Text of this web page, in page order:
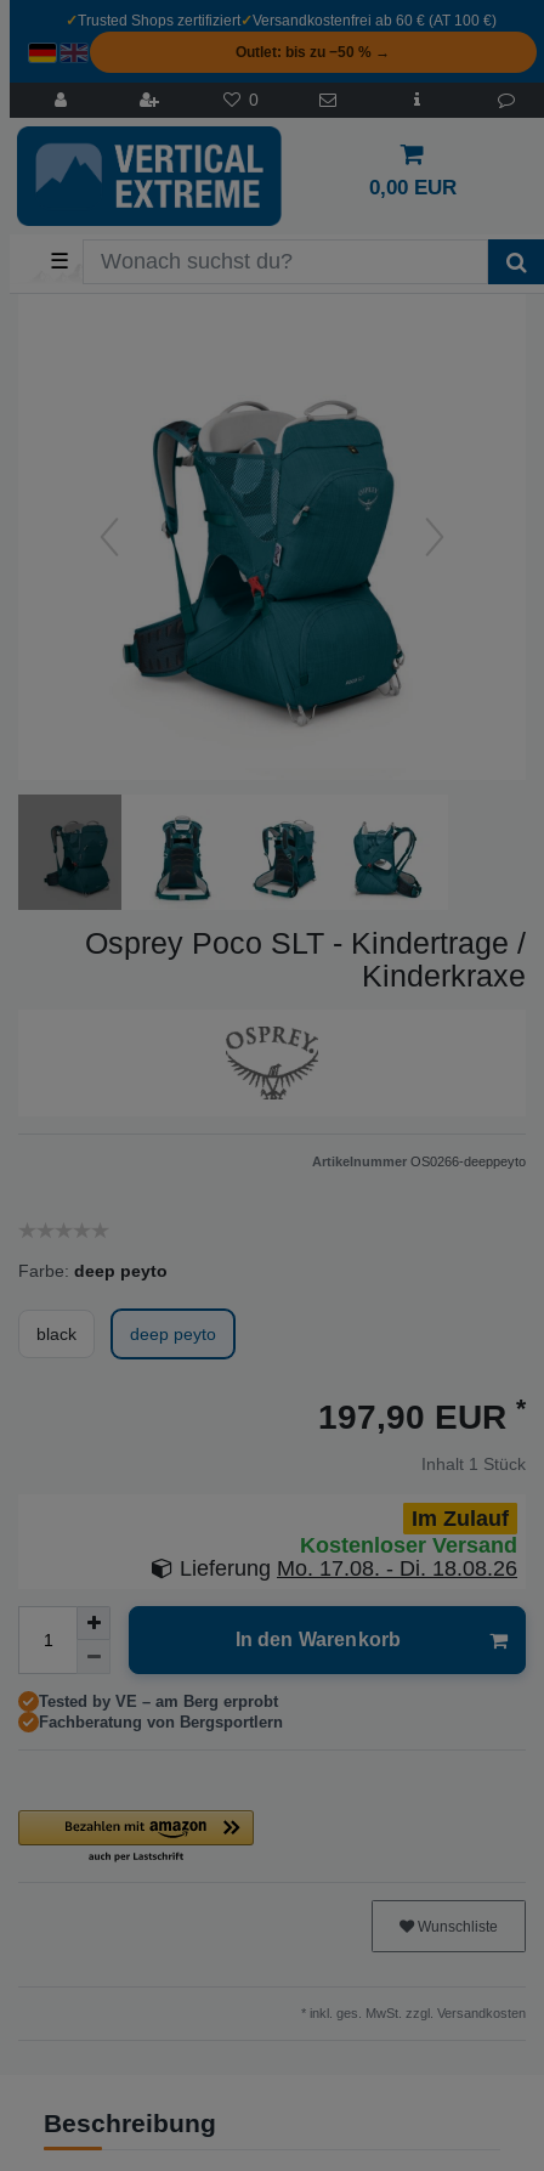
✓Trusted Shops zertifiziert✓Versandkostenfrei ab 60 € (AT 100 €)
Outlet: bis zu −50 % →
0
0,00 EUR
☰
Osprey Poco SLT - Kindertrage /
Kinderkraxe
Artikelnummer OS0266-deeppeyto
Farbe: deep peyto
black deep peyto
197,90 EUR *
Inhalt 1 Stück
Im Zulauf
Kostenloser Versand
Lieferung Mo. 17.08. - Di. 18.08.26
In den Warenkorb
Tested by VE – am Berg erprobt
Fachberatung von Bergsportlern
Wunschliste
* inkl. ges. MwSt. zzgl. Versandkosten
Beschreibung